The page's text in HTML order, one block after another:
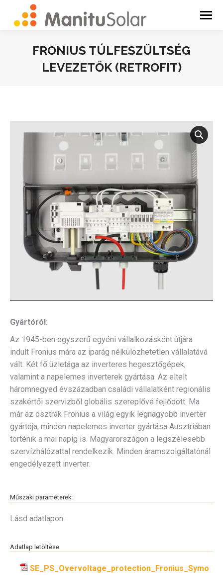
FRONIUS TÚLFESZÜLTSÉG
LEVEZETŐK (RETROFIT)
Gyártóról:
Az 1945-ben egyszerű egyéni vállalkozásként útjára
indult Fronius mára az iparág nélkülözhetetlen vállalatává
vált. Két fő üzletága az inverteres hegesztőgépek,
valamint a napelemes inverterek gyártása. Az eltelt
háromnegyed évszázadban családi vállalatként regionális
szakértői szervizből globális szereplővé fejlődött. Ma
már az osztrák Fronius a világ egyik legnagyobb inverter
gyártója, minden napelemes inverter gyártása Ausztriában
történik a mai napig is. Magyarországon a legszélesebb
szervízhálózattal rendelkezik. Minden áramszolgáltatónál
engedélyezett inverter.
Műszaki paraméterek:
Lásd adatlapon.
Adatlap letöltése
SE_PS_Overvoltage_protection_Fronius_Symo